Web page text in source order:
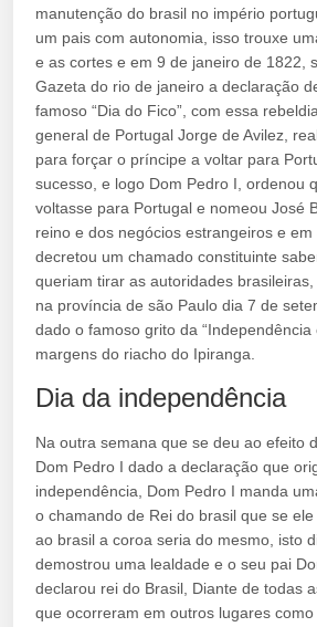
manutenção do brasil no império
um pais com autonomia, isso trouxe
e as cortes e em 9 de janeiro de 1822,
Gazeta do rio de janeiro a declaração
famoso “Dia do Fico”, com essa
general de Portugal Jorge de Avilez,
para forçar o príncipe a voltar para
sucesso, e logo Dom Pedro I, ordenou
voltasse para Portugal e nomeou José
reino e dos negócios estrangeiros e em
decretou um chamado constituinte
queriam tirar as autoridades
na província de são Paulo dia 7 de
dado o famoso grito da “Independência
margens do riacho do Ipiranga.
Dia da independência
Na outra semana que se deu ao efeito
Dom Pedro I dado a declaração que
independência, Dom Pedro I manda
o chamando de Rei do brasil que se
ao brasil a coroa seria do mesmo, isto
demostrou uma lealdade e o seu pai
declarou rei do Brasil, Diante de todas
que ocorreram em outros lugares como